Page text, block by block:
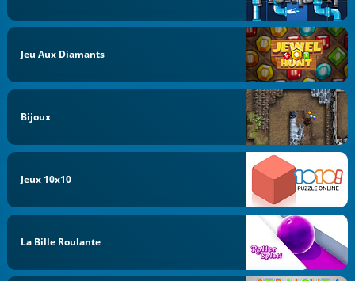
Jeu Aux Diamants
Bijoux
Jeux 10x10
La Bille Roulante